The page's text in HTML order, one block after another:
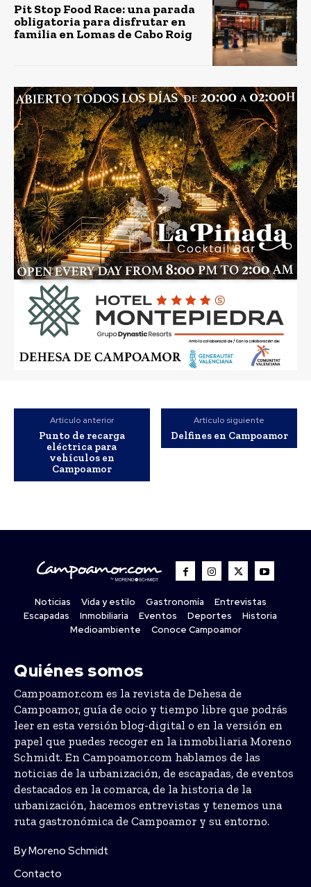
Pit Stop Food Race: una parada
obligatoria para disfrutar en
familia en Lomas de Cabo Roig
Artículo anterior
Punto de recarga
eléctrica para
vehículos en
Campoamor
Artículo siguiente
Delfines en Campoamor
Noticias Vida y estilo Gastronomía
Entrevistas
Escapadas
Inmobiliaria Eventos Deportes
Historia
Medioambiente
Conoce Campoamor
Quiénes somos
Campoamor.com es la revista de Dehesa de
Campoamor, guía de ocio y tiempo libre que podrás
leer en esta versión blog-digital o en la versión en
papel que puedes recoger en la inmobiliaria Moreno
Schmidt. En Campoamor.com hablamos de las
noticias de la urbanización, de escapadas, de eventos
destacados en la comarca, de la historia de la
urbanización, hacemos entrevistas y tenemos una
ruta gastronómica de Campoamor y su entorno.
By Moreno Schmidt
Contacto